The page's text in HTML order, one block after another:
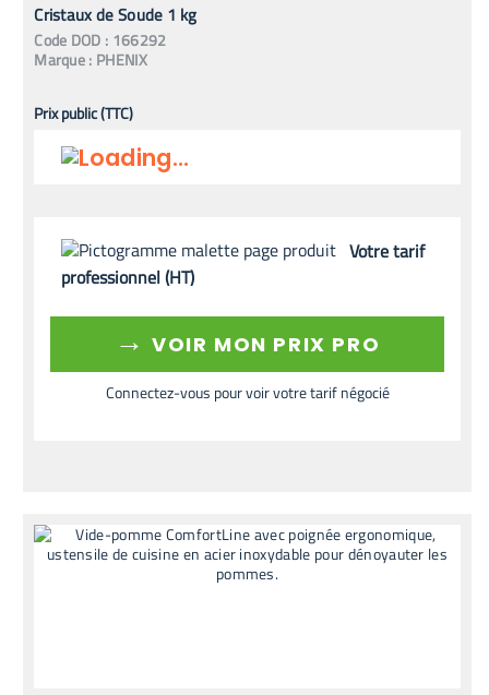
Cristaux de Soude 1 kg
Code DOD : 166292
Marque : PHENIX
Prix public (TTC)
Votre tarif
professionnel (HT)
→ VOIR MON PRIX PRO
Connectez-vous pour voir votre tarif négocié